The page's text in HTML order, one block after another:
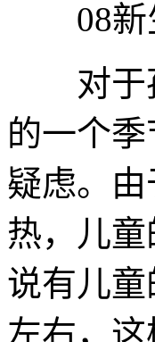
08新
对于孩
的一个
疑虑。
热，儿
说有儿
左右，